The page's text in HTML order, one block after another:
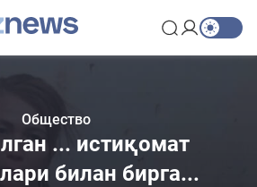
Общество
... истиқомат
билан бирга...